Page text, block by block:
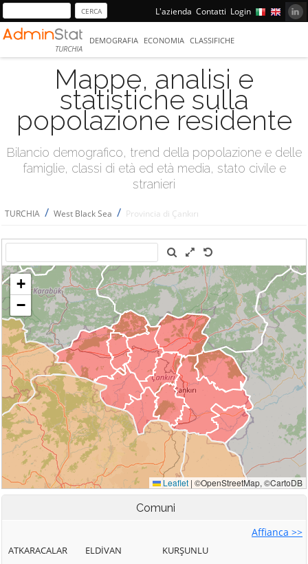
L'azienda Contatti Login
TURCHIA
DEMOGRAFIA ECONOMIA CLASSIFICHE
Mappe, analisi e
statistiche sulla
popolazione residente
Bilancio demografico, trend della popolazione e delle
famiglie, classi di età ed età media, stato civile e
stranieri
TURCHIA / West Black Sea / Provincia di Çankırı
Comuni
Affianca >>
ATKARACALAR
ELDİVAN
KURŞUNLU